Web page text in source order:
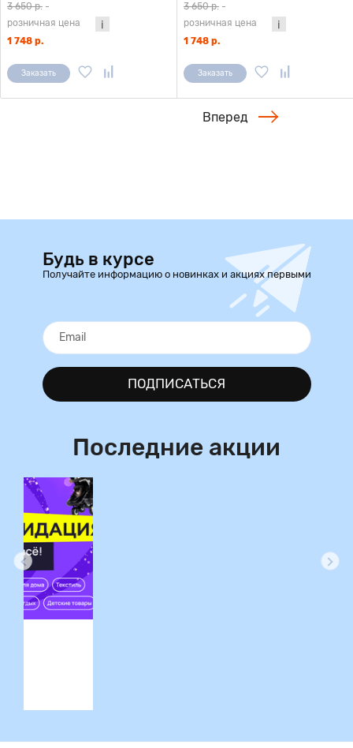
3 650 р. -
розничная цена
1 748 р.
Заказать
3 650 р. -
розничная цена
1 748 р.
Заказать
Вперед
Будь в курсе
Получайте информацию о новинках и акциях первыми
ПОДПИСАТЬСЯ
Последние акции